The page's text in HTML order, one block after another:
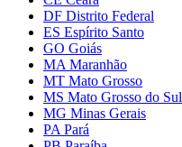
DF Distrito Federal
ES Espírito Santo
GO Goiás
MA Maranhão
MT Mato Grosso
MS Mato Grosso do Sul
MG Minas Gerais
PA Pará